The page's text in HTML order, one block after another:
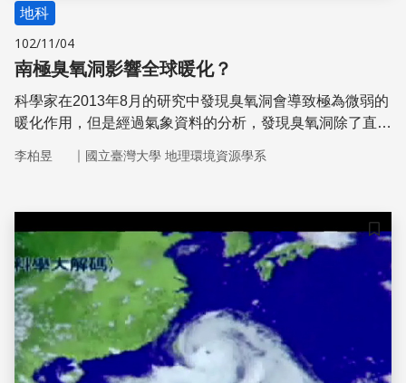
地科
102/11/04
南極臭氧洞影響全球暖化？
科學家在2013年8月的研究中發現臭氧洞會導致極為微弱的
暖化作用，但是經過氣象資料的分析，發現臭氧洞除了直接
球的增溫幅度，進而影響全球暖化速率的評估。
李柏昱 ｜ 國立臺灣大學 地理環境資源學系
儲存